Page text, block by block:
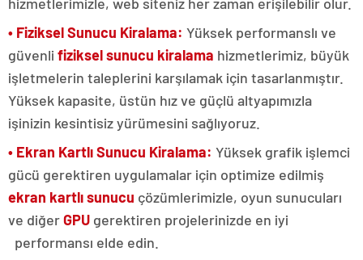
• Fiziksel Sunucu Kiralama: Yüksek performanslı ve
güvenli fiziksel sunucu kiralama hizmetlerimiz, büyük
işletmelerin taleplerini karşılamak için tasarlanmıştır.
Yüksek kapasite, üstün hız ve güçlü altyapımızla
işinizin kesintisiz yürümesini sağlıyoruz.
• Ekran Kartlı Sunucu Kiralama: Yüksek grafik işlemci
gücü gerektiren uygulamalar için optimize edilmiş
ekran kartlı sunucu çözümlerimizle, oyun sunucuları
ve diğerGPU gerektiren projelerinizde en iyi
performansı elde edin.